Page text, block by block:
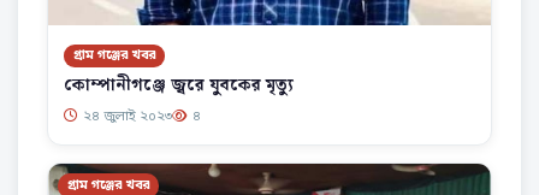
গ্রাম গঞ্জের খবর
কোম্পানীগঞ্জে জ্বরে যুবকের মৃত্যু
২৪ জুলাই ২০২৩ ৪
গ্রাম গঞ্জের খবর